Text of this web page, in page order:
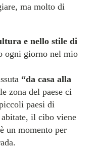
ma molto di
e nello stile di
ogni giorno nel mio
“da casa alla
zona del paese ci
paesi di
il cibo viene
un momento per